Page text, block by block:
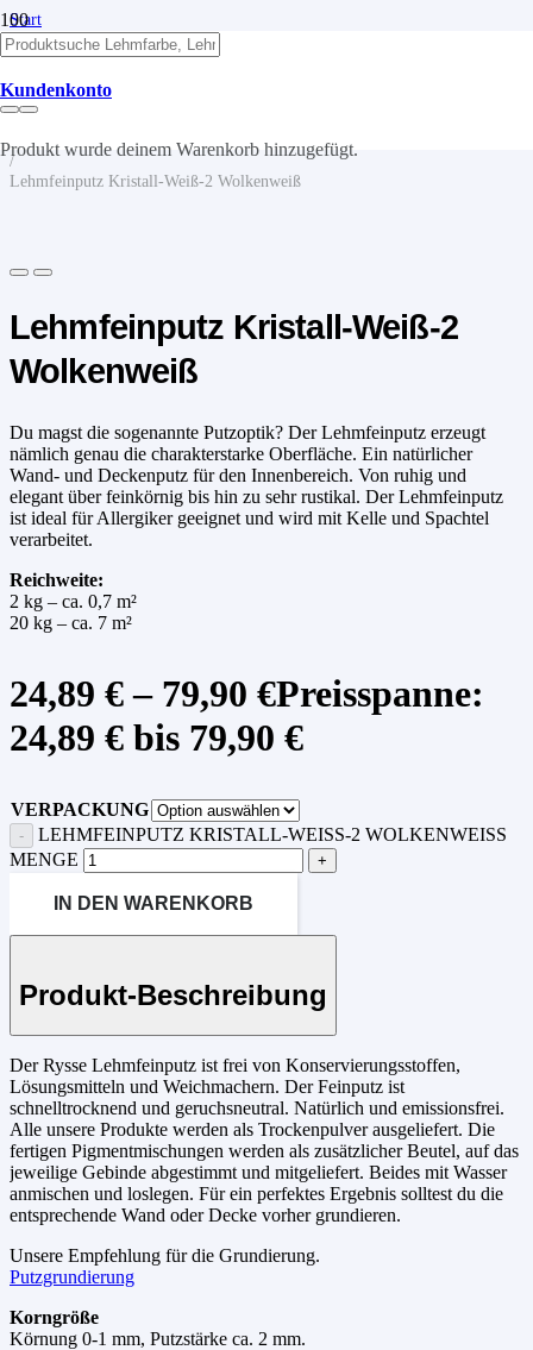
Kundenkonto
Produkt wurde deinem Warenkorb hinzugefügt.
Start
/
Lehm
/
Lehmputze
Lehmfeinputz
/
Lehmfeinputz Kristall-Weiß-2 Wolkenweiß
Lehmfeinputz Kristall-Weiß-2
Wolkenweiß
Du magst die sogenannte Putzoptik? Der Lehmfeinputz erzeugt
nämlich genau die charakterstarke Oberfläche. Ein natürlicher
Wand- und Deckenputz für den Innenbereich. Von ruhig und
elegant über feinkörnig bis hin zu sehr rustikal. Der Lehmfeinputz
ist ideal für Allergiker geeignet und wird mit Kelle und Spachtel
verarbeitet.
Reichweite:
2 kg – ca. 0,7 m²
20 kg – ca. 7 m²
24,89 € – 79,90 €Preisspanne:
24,89 € bis 79,90 €
VERPACKUNG
LEHMFEINPUTZ KRISTALL-WEISS-2 WOLKENWEISS ME
NGE
IN DEN WARENKORB
Produkt-Beschreibung
Der Rysse Lehmfeinputz ist frei von Konservierungsstoffen,
Lösungsmitteln und Weichmachern. Der Feinputz ist
schnelltrocknend und geruchsneutral. Natürlich und emissionsfrei.
Alle unsere Produkte werden als Trockenpulver ausgeliefert. Die
fertigen Pigmentmischungen werden als zusätzlicher Beutel, auf das
jeweilige Gebinde abgestimmt und mitgeliefert. Beides mit Wasser
anmischen und loslegen. Für ein perfektes Ergebnis solltest du die
entsprechende Wand oder Decke vorher grundieren.
Unsere Empfehlung für die Grundierung.
Putzgrundierung
Korngröße
Körnung 0-1 mm, Putzstärke ca. 2 mm.